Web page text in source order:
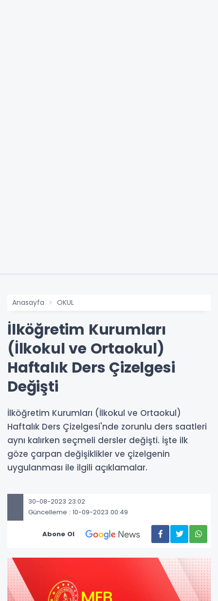
Anasayfa OKUL
İlköğretim Kurumları
(İlkokul ve Ortaokul)
Haftalık Ders Çizelgesi
Değişti
İlköğretim Kurumları (İlkokul ve Ortaokul)
Haftalık Ders Çizelgesi'nde zorunlu ders saatleri
aynı kalırken seçmeli dersler değişti. İşte ilk
göze çarpan değişiklikler ve çizelgenin
uygulanması ile ilgili açıklamalar.
30-08-2023 23:02
Güncelleme : 10-09-2023 00:49
Abone Ol